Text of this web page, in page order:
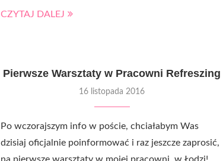
CZYTAJ DALEJ
Pierwsze Warsztaty w Pracowni Refreszing
16 listopada 2016
Po wczorajszym info w poście, chciałabym Was
dzisiaj oficjalnie poinformować i raz jeszcze zaprosić,